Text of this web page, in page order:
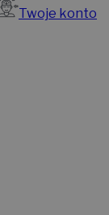
Twoje konto